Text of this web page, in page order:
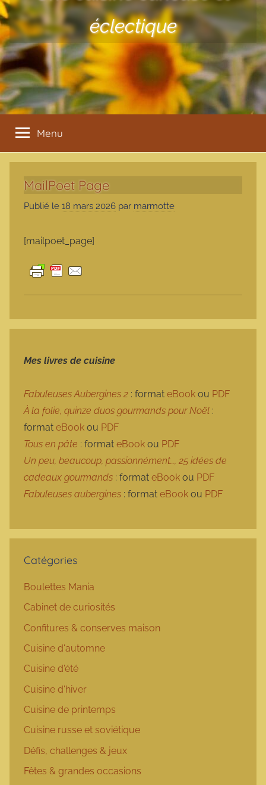
éclectique
Menu
MailPoet Page
Publié le 18 mars 2026 par marmotte
[mailpoet_page]
Mes livres de cuisine
Fabuleuses Aubergines 2 : format eBook ou PDF
À la folie, quinze duos gourmands pour Noël :
format eBook ou PDF
Tous en pâte : format eBook ou PDF
Un peu, beaucoup, passionnément…, 25 idées de
cadeaux gourmands : format eBook ou PDF
Fabuleuses aubergines : format eBook ou PDF
Catégories
Boulettes Mania
Cabinet de curiosités
Confitures & conserves maison
Cuisine d'automne
Cuisine d'été
Cuisine d'hiver
Cuisine de printemps
Cuisine russe et soviétique
Défis, challenges & jeux
Fêtes & grandes occasions